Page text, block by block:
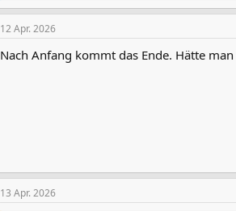
e
a
k
i
12 Apr. 2026
Nach Anfang kommt das Ende. Hätte
13 Apr. 2026